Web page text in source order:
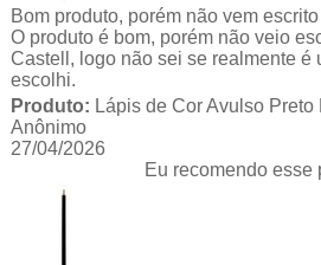
Bom produto, porém não vem
O produto é bom, porém não veio
Castell, logo não sei se realmente é
escolhi.
Produto: Lápis de Cor Avulso Preto
Anônimo
27/04/2026
Eu recomendo esse